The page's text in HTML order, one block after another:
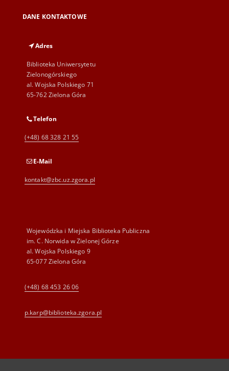
DANE KONTAKTOWE
Adres
Biblioteka Uniwersytetu
Zielonogórskiego
al. Wojska Polskiego 71
65-762 Zielona Góra
Telefon
(+48) 68 328 21 55
E-Mail
kontakt@zbc.uz.zgora.pl
Wojewódzka i Miejska Biblioteka Publiczna
im. C. Norwida w Zielonej Górze
al. Wojska Polskiego 9
65-077 Zielona Góra
(+48) 68 453 26 06
p.karp@biblioteka.zgora.pl